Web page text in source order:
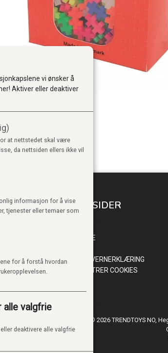
MINE SIDER
NY KUNDE
PERSONVERNERKLÆRING
ADMINISTRER COOKIES
© 2026 TRENDTOYS NO,
vi ønsker å
Aktiver eller deaktiver
at nettstedet skal være
da nettsiden ellers ikke vil
informasjon for å vise
tjenester eller temaer som
for å forstå hvordan
alle valgfrie
deaktivere alle valgfrie